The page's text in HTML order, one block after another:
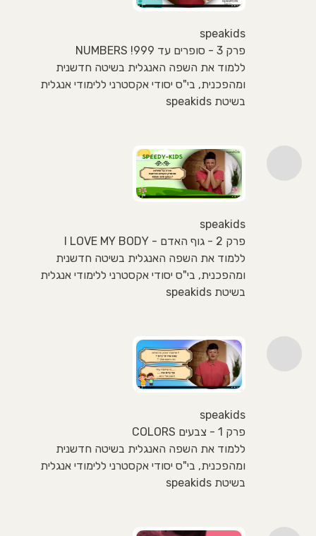
speakids
פרק 3 - סופרים עד 999! NUMBERS
ללמוד את השפה האנגלית בשיטה חדשנית
ומהפכנית, בי"ס יסודי אקסטרני ללימודי אנגלית
בשיטת speakids
speakids
פרק 2 - גוף האדם - I LOVE MY BODY
ללמוד את השפה האנגלית בשיטה חדשנית
ומהפכנית, בי"ס יסודי אקסטרני ללימודי אנגלית
בשיטת speakids
speakids
פרק 1 - צבעים COLORS
ללמוד את השפה האנגלית בשיטה חדשנית
ומהפכנית, בי"ס יסודי אקסטרני ללימודי אנגלית
בשיטת speakids